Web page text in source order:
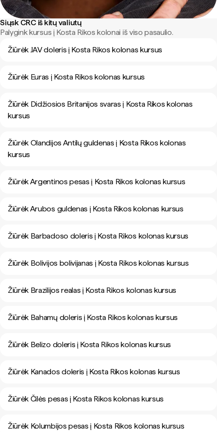
Siųsk CRC iš kitų valiutų
Palygink kursus į Kosta Rikos kolonai iš viso pasaulio.
Žiūrėk JAV doleris į Kosta Rikos kolonas kursus
Žiūrėk Euras į Kosta Rikos kolonas kursus
Žiūrėk Didžiosios Britanijos svaras į Kosta Rikos kolonas
kursus
Žiūrėk Olandijos Antilų guldenas į Kosta Rikos kolonas
kursus
Žiūrėk Argentinos pesas į Kosta Rikos kolonas kursus
Žiūrėk Arubos guldenas į Kosta Rikos kolonas kursus
Žiūrėk Barbadoso doleris į Kosta Rikos kolonas kursus
Žiūrėk Bolivijos bolivijanas į Kosta Rikos kolonas kursus
Žiūrėk Brazilijos realas į Kosta Rikos kolonas kursus
Žiūrėk Bahamų doleris į Kosta Rikos kolonas kursus
Žiūrėk Belizo doleris į Kosta Rikos kolonas kursus
Žiūrėk Kanados doleris į Kosta Rikos kolonas kursus
Žiūrėk Čilės pesas į Kosta Rikos kolonas kursus
Žiūrėk Kolumbijos pesas į Kosta Rikos kolonas kursus